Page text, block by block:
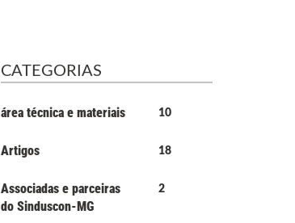
CATEGORIAS
área técnica e materiais 10
Artigos 18
Associadas e parceiras
do Sinduscon-MG
2